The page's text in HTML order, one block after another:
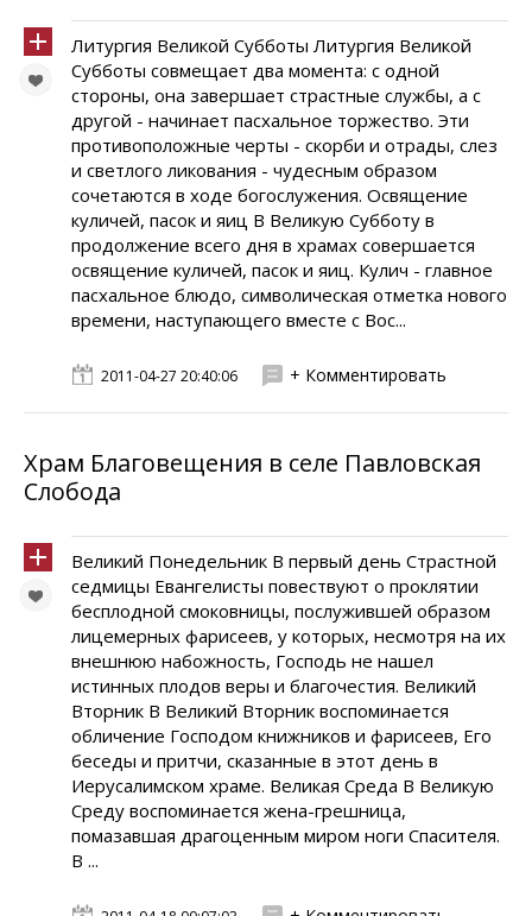
Литургия Великой Субботы Литургия Великой
Субботы совмещает два момента: с одной
стороны, она завершает страстные службы, а с
другой - начинает пасхальное торжество. Эти
противоположные черты - скорби и отрады, слез
и светлого ликования - чудесным образом
сочетаются в ходе богослужения. Освящение
куличей, пасок и яиц В Великую Субботу в
продолжение всего дня в храмах совершается
освящение куличей, пасок и яиц. Кулич - главное
пасхальное блюдо, символическая отметка нового
времени, наступающего вместе с Вос...
2011-04-27 20:40:06 + Комментировать
Храм Благовещения в селе Павловская
Слобода
Великий Понедельник В первый день Страстной
седмицы Евангелисты повествуют о проклятии
бесплодной смоковницы, послужившей образом
лицемерных фарисеев, у которых, несмотря на их
внешнюю набожность, Господь не нашел
истинных плодов веры и благочестия. Великий
Вторник В Великий Вторник воспоминается
обличение Господом книжников и фарисеев, Его
беседы и притчи, сказанные в этот день в
Иерусалимском храме. Великая Среда В Великую
Среду воспоминается жена-грешница,
помазавшая драгоценным миром ноги Спасителя.
В ...